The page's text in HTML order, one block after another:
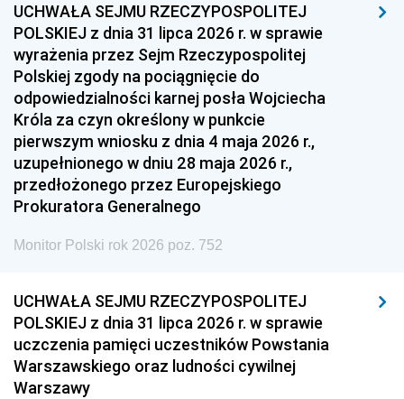
UCHWAŁA SEJMU RZECZYPOSPOLITEJ
POLSKIEJ z dnia 31 lipca 2026 r. w sprawie
wyrażenia przez Sejm Rzeczypospolitej
Polskiej zgody na pociągnięcie do
odpowiedzialności karnej posła Wojciecha
Króla za czyn określony w punkcie
pierwszym wniosku z dnia 4 maja 2026 r.,
uzupełnionego w dniu 28 maja 2026 r.,
przedłożonego przez Europejskiego
Prokuratora Generalnego
Monitor Polski rok 2026 poz. 752
UCHWAŁA SEJMU RZECZYPOSPOLITEJ
POLSKIEJ z dnia 31 lipca 2026 r. w sprawie
uczczenia pamięci uczestników Powstania
Warszawskiego oraz ludności cywilnej
Warszawy